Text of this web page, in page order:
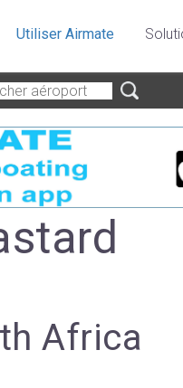
Utiliser Airmate
Africa